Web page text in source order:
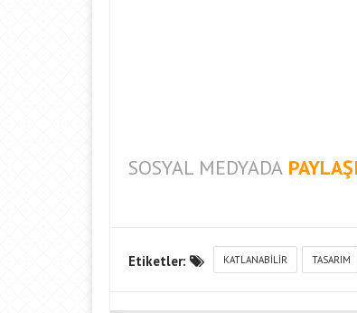
SOSYAL MEDYADA
Etiketler: KATLANABILIR TASARIM